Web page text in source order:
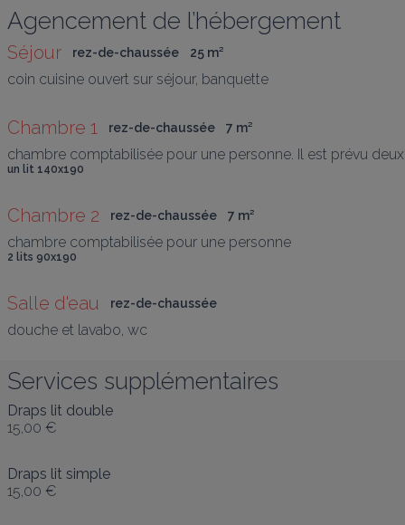
Agencement de l’hébergement
Séjour rez-de-chaussée 25 m²
coin cuisine ouvert sur séjour, banquette
Chambre 1 rez-de-chaussée 7 m²
chambre comptabilisée pour une personne. Il est prévu
un lit 140x190
Chambre 2 rez-de-chaussée 7 m²
chambre comptabilisée pour une personne
2 lits 90x190
Salle d'eau rez-de-chaussée
douche et lavabo, wc
Services supplémentaires
Draps lit double
15,00 €
Draps lit simple
15,00 €